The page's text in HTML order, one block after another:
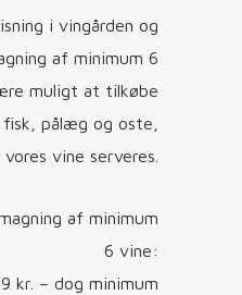
i vingården og
af minimum 6
muligt at tilkøbe
pålæg og oste,
vine serveres.
af minimum
6 vine:
kr. – dog minimum